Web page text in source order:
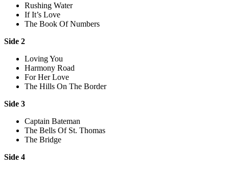
Rushing Water
If It’s Love
The Book Of Numbers
Side 2
Loving You
Harmony Road
For Her Love
The Hills On The Border
Side 3
Captain Bateman
The Bells Of St. Thomas
The Bridge
Side 4